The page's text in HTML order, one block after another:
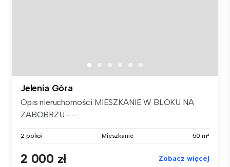
Jelenia Góra
Opis nieruchomości MIESZKANIE W BLOKU NA
ZABOBRZU - -...
2 pokoi Mieszkanie 50 m²
2 000 zł Zobacz więcej